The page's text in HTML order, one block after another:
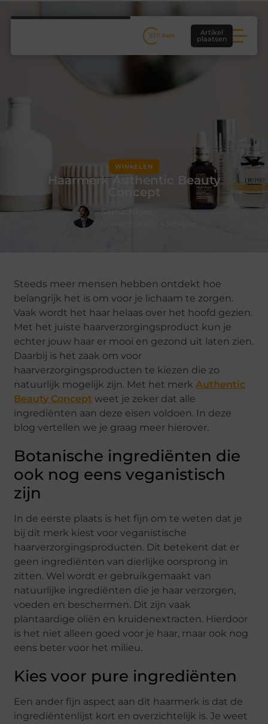
Artikel
plaatsen
WINKELEN
Haarmerk Authentic Beauty
Concept
Samir Blom
Steeds meer mensen hebben ontdekt hoe
belangrijk het is om voor je lichaam te zorgen.
Vaak wordt het haar helaas over het hoofd gezien.
Met het juiste haarverzorgingsproduct kun je
echter jouw haar er mooi en gezond uit laten zien.
Daarbij is het zaak om voor
haarverzorgingsproducten te kiezen die zo
natuurlijk mogelijk zijn. Met het merkAuthentic
Beauty Concept weet je zeker dat alle
ingrediënten aan deze eisen voldoen. In deze
blog vertellen we je graag meer hierover.
Botanische ingrediënten die
ook nog eens veganistisch
zijn
In de eerste plaats is het fijn om te weten dat je
bij dit merk kiest voor veganistische
haarverzorgingsproducten. Dit betekent dat er
geen ingrediënten van dierlijke oorsprong in
zitten. Wel wordt er gebruikgemaakt van
natuurlijke ingrediënten die je haar verzorgen,
voeden en beschermen. Dit zijn vaak
plantaardige oliën en kruidenextracten. Hierdoor
is het niet alleen goed voor je haar, maar ook nog
eens beter voor het milieu.
Kies voor pure ingrediënten
Een ander fijn aspect aan dit haarmerk is dat de
ingrediëntenlijst kort en overzichtelijk is. Je weet